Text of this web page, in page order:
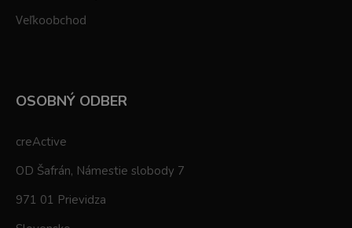
Veľkoobchod
OSOBNÝ ODBER
creActive
OD Šafrán, Námestie slobody 7
971 01 Prievidza